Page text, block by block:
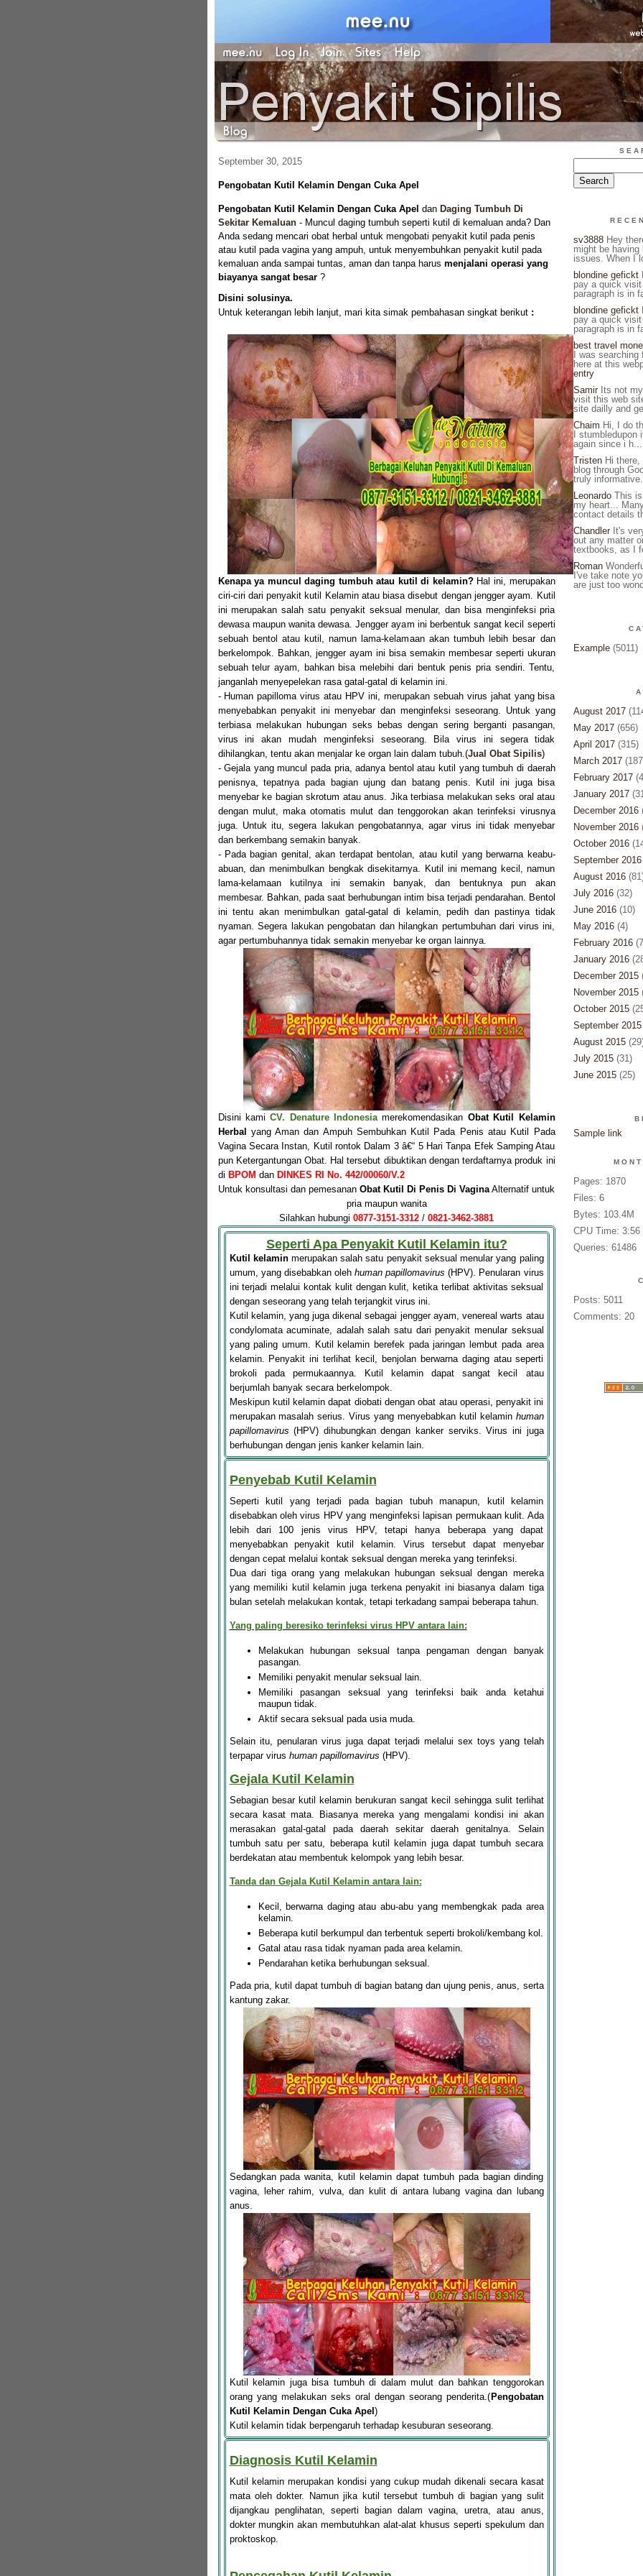
September 30, 2015
Pengobatan Kutil Kelamin Dengan Cuka Apel
Pengobatan Kutil Kelamin Dengan Cuka Apel dan Daging Tumbuh Di
Sekitar Kemaluan- Muncul daging tumbuh seperti kutil di kemaluan anda? Dan
Anda sedang mencari obat herbal untuk mengobati penyakit kutil pada penis
atau kutil pada vagina yang ampuh, untuk menyembuhkan penyakit kutil pada
kemaluan anda sampai tuntas, aman dan tanpa harus menjalani operasi yang
biayanya sangat besar ?
Disini solusinya.
Untuk keterangan lebih lanjut, mari kita simak pembahasan singkat berikut:
Kenapa ya muncul daging tumbuh atau kutil di kelamin?Hal ini, merupakan
ciri-ciri dari penyakit kutil Kelamin atau biasa disebut dengan jengger ayam. Kutil
ini merupakan salah satu penyakit seksual menular, dan bisa menginfeksi pria
dewasa maupun wanita dewasa. Jengger ayam ini berbentuk sangat kecil seperti
sebuah bentol atau kutil, namun lama-kelamaan akan tumbuh lebih besar dan
berkelompok. Bahkan, jengger ayam ini bisa semakin membesar seperti ukuran
sebuah telur ayam, bahkan bisa melebihi dari bentuk penis pria sendiri. Tentu,
janganlah menyepelekan rasa gatal-gatal di kelamin ini.
- Human papilloma virus atau HPV ini, merupakan sebuah virus jahat yang bisa
menyebabkan penyakit ini menyebar dan menginfeksi seseorang. Untuk yang
terbiasa melakukan hubungan seks bebas dengan sering berganti pasangan,
virus ini akan mudah menginfeksi seseorang. Bila virus ini segera tidak
dihilangkan, tentu akan menjalar ke organ lain dalam tubuh.(Jual Obat Sipilis)
- Gejala yang muncul pada pria, adanya bentol atau kutil yang tumbuh di daerah
penisnya, tepatnya pada bagian ujung dan batang penis. Kutil ini juga bisa
menyebar ke bagian skrotum atau anus. Jika terbiasa melakukan seks oral atau
dengan mulut, maka otomatis mulut dan tenggorokan akan terinfeksi virusnya
juga. Untuk itu, segera lakukan pengobatannya, agar virus ini tidak menyebar
dan berkembang semakin banyak.
- Pada bagian genital, akan terdapat bentolan, atau kutil yang berwarna keabu-
abuan, dan menimbulkan bengkak disekitarnya. Kutil ini memang kecil, namun
lama-kelamaan kutilnya ini semakin banyak, dan bentuknya pun akan
membesar. Bahkan, pada saat berhubungan intim bisa terjadi pendarahan. Bentol
ini tentu akan menimbulkan gatal-gatal di kelamin, pedih dan pastinya tidak
nyaman. Segera lakukan pengobatan dan hilangkan pertumbuhan dari virus ini,
agar pertumbuhannya tidak semakin menyebar ke organ lainnya.
Disini kamiCV. Denature Indonesiamerekomendasikan Obat Kutil Kelamin
Herbal yang Aman dan Ampuh Sembuhkan Kutil Pada Penis atau Kutil Pada
Vagina Secara Instan, Kutil rontok Dalam 3 â€“ 5 Hari Tanpa Efek Samping Atau
pun Ketergantungan Obat. Hal tersebut dibuktikan dengan terdaftarnya produk ini
di BPOM dan DINKES RI No. 442/00060/V.2
Untuk konsultasi dan pemesanan Obat Kutil Di Penis Di VaginaAlternatif untuk
pria maupun wanita
Silahkan hubungi 0877-3151-3312 / 0821-3462-3881
Seperti Apa Penyakit Kutil Kelamin itu?
Kutil kelaminmerupakan salah satu penyakit seksual menular yang paling
umum, yang disebabkan oleh human papillomavirus (HPV). Penularan virus
ini terjadi melalui kontak kulit dengan kulit, ketika terlibat aktivitas seksual
dengan seseorang yang telah terjangkit virus ini.
Kutil kelamin, yang juga dikenal sebagai jengger ayam, venereal warts atau
condylomata acuminate, adalah salah satu dari penyakit menular seksual
yang paling umum. Kutil kelamin berefek pada jaringan lembut pada area
kelamin. Penyakit ini terlihat kecil, benjolan berwarna daging atau seperti
brokoli pada permukaannya. Kutil kelamin dapat sangat kecil atau
berjumlah banyak secara berkelompok.
Meskipun kutil kelamin dapat diobati dengan obat atau operasi, penyakit ini
merupakan masalah serius. Virus yang menyebabkan kutil kelamin human
papillomavirus (HPV) dihubungkan dengan kanker serviks. Virus ini juga
berhubungan dengan jenis kanker kelamin lain.
Penyebab Kutil Kelamin
Seperti kutil yang terjadi pada bagian tubuh manapun, kutil kelamin
disebabkan oleh virus HPV yang menginfeksi lapisan permukaan kulit. Ada
lebih dari 100 jenis virus HPV, tetapi hanya beberapa yang dapat
menyebabkan penyakit kutil kelamin. Virus tersebut dapat menyebar
dengan cepat melalui kontak seksual dengan mereka yang terinfeksi.
Dua dari tiga orang yang melakukan hubungan seksual dengan mereka
yang memiliki kutil kelamin juga terkena penyakit ini biasanya dalam tiga
bulan setelah melakukan kontak, tetapi terkadang sampai beberapa tahun.
Yang paling beresiko terinfeksi virus HPV antara lain:
Melakukan hubungan seksual tanpa pengaman dengan banyak
pasangan.
Memiliki penyakit menular seksual lain.
Memiliki pasangan seksual yang terinfeksi baik anda ketahui
maupun tidak.
Aktif secara seksual pada usia muda.
Selain itu, penularan virus juga dapat terjadi melalui sex toys yang telah
terpapar virus human papillomavirus (HPV).
Gejala Kutil Kelamin
Sebagian besar kutil kelamin berukuran sangat kecil sehingga sulit terlihat
secara kasat mata. Biasanya mereka yang mengalami kondisi ini akan
merasakan gatal-gatal pada daerah sekitar daerah genitalnya. Selain
tumbuh satu per satu, beberapa kutil kelamin juga dapat tumbuh secara
berdekatan atau membentuk kelompok yang lebih besar.
Tanda dan Gejala Kutil Kelamin antara lain:
Kecil, berwarna daging atau abu-abu yang membengkak pada area
kelamin.
Beberapa kutil berkumpul dan terbentuk seperti brokoli/kembang kol.
Gatal atau rasa tidak nyaman pada area kelamin.
Pendarahan ketika berhubungan seksual.
Pada pria, kutil dapat tumbuh di bagian batang dan ujung penis, anus, serta
kantung zakar.
Sedangkan pada wanita, kutil kelamin dapat tumbuh pada bagian dinding
vagina, leher rahim, vulva, dan kulit di antara lubang vagina dan lubang
anus.
Kutil kelamin juga bisa tumbuh di dalam mulut dan bahkan tenggorokan
orang yang melakukan seks oral dengan seorang penderita.( Pengobatan
Kutil Kelamin Dengan Cuka Apel )
Kutil kelamin tidak berpengaruh terhadap kesuburan seseorang.
Diagnosis Kutil Kelamin
Kutil kelamin merupakan kondisi yang cukup mudah dikenali secara kasat
mata oleh dokter. Namun jika kutil tersebut tumbuh di bagian yang sulit
dijangkau penglihatan, seperti bagian dalam vagina, uretra, atau anus,
dokter mungkin akan membutuhkan alat-alat khusus seperti spekulum dan
proktoskop.
sv3888Hey
might be having
issues. When I
blondine gefickt
pay a quick
paragraph is in
blondine gefickt
pay a quick
paragraph is in
best travel
I was
here at this
entry
SamirIts not my
visit this web
site dailly and
Chaim Hi, I do
I stumbledupon
again since i h...
TristenHi there,
blog through
truly
LeonardoThis is
my heart...
contact details
ChandlerIt's
out any matter
textbooks, as I
Roman
I've take note
are just too
Example(5011)
August 2017
May 2017(656)
April 2017(315)
March 2017
February 2017
January 2017
December 2016
November 2016
October 2016
September 2016
August 2016
July 2016(32)
June 2016(10)
May 2016(4)
February 2016
January 2016
December 2015
November 2015
October 2015
September 2015
August 2015
July 2015(31)
June 2015(25)
Sample link
Pages: 1870
Files: 6
Bytes: 103.4M
CPU Time: 3:56
Queries: 61486
Posts: 5011
Comments: 20